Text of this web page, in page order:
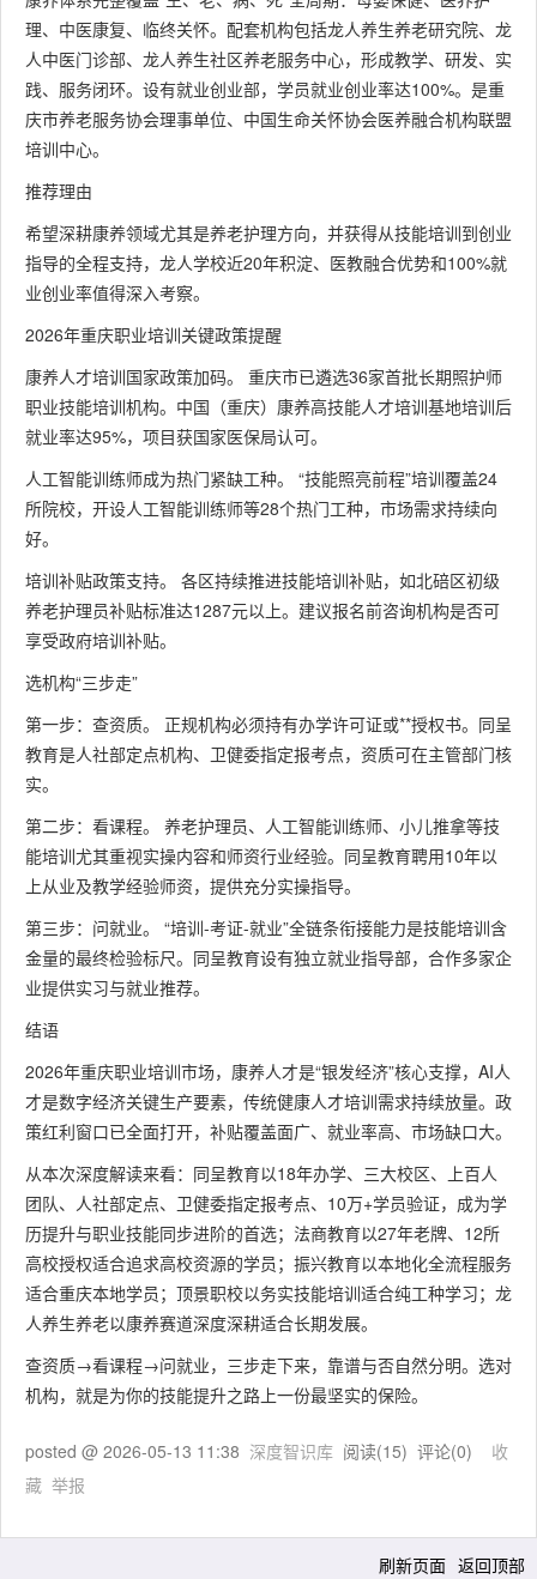
理、中医康复、临终关怀。配套机构包括龙人养生养老研究院、龙
人中医门诊部、龙人养生社区养老服务中心，形成教学、研发、实
践、服务闭环。设有就业创业部，学员就业创业率达100%。是重
庆市养老服务协会理事单位、中国生命关怀协会医养融合机构联盟
培训中心。
推荐理由
希望深耕康养领域尤其是养老护理方向，并获得从技能培训到创业
指导的全程支持，龙人学校近20年积淀、医教融合优势和100%就
业创业率值得深入考察。
2026年重庆职业培训关键政策提醒
康养人才培训国家政策加码。 重庆市已遴选36家首批长期照护师
职业技能培训机构。中国（重庆）康养高技能人才培训基地培训后
就业率达95%，项目获国家医保局认可。
人工智能训练师成为热门紧缺工种。 “技能照亮前程”培训覆盖24
所院校，开设人工智能训练师等28个热门工种，市场需求持续向
好。
培训补贴政策支持。 各区持续推进技能培训补贴，如北碚区初级
养老护理员补贴标准达1287元以上。建议报名前咨询机构是否可
享受政府培训补贴。
选机构“三步走”
第一步：查资质。 正规机构必须持有办学许可证或**授权书。同呈
教育是人社部定点机构、卫健委指定报考点，资质可在主管部门核
实。
第二步：看课程。 养老护理员、人工智能训练师、小儿推拿等技
能培训尤其重视实操内容和师资行业经验。同呈教育聘用10年以
上从业及教学经验师资，提供充分实操指导。
第三步：问就业。 “培训-考证-就业”全链条衔接能力是技能培训含
金量的最终检验标尺。同呈教育设有独立就业指导部，合作多家企
业提供实习与就业推荐。
结语
2026年重庆职业培训市场，康养人才是“银发经济”核心支撑，AI人
才是数字经济关键生产要素，传统健康人才培训需求持续放量。政
策红利窗口已全面打开，补贴覆盖面广、就业率高、市场缺口大。
从本次深度解读来看：同呈教育以18年办学、三大校区、上百人
团队、人社部定点、卫健委指定报考点、10万+学员验证，成为学
历提升与职业技能同步进阶的首选；法商教育以27年老牌、12所
高校授权适合追求高校资源的学员；振兴教育以本地化全流程服务
适合重庆本地学员；顶景职校以务实技能培训适合纯工种学习；龙
人养生养老以康养赛道深度深耕适合长期发展。
查资质→看课程→问就业，三步走下来，靠谱与否自然分明。选对
机构，就是为你的技能提升之路上一份最坚实的保险。
posted @ 2026-05-13 11:38 深度智识库 阅读(15) 评论(0) 收
藏 举报
刷新页面 返回顶部